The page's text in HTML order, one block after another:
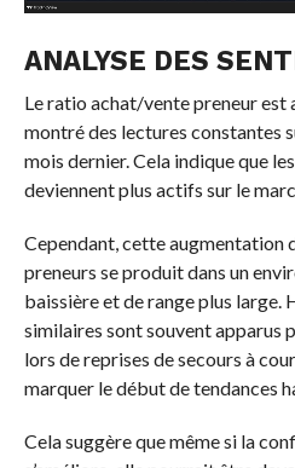
ANALYSE DES
Le ratio achat/vente preneur est
montré des lectures constantes
mois dernier. Cela indique que
deviennent plus actifs sur le
Cependant, cette augmentation
preneurs se produit dans un
baissière et de range plus large.
similaires sont souvent apparus
lors de reprises de secours à
marquer le début de tendances
Cela suggère que même si la